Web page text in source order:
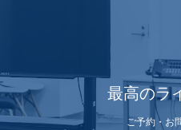
最高のラ
ご予約・お